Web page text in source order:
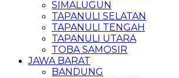
SIMALUGUN
TAPANULI SELATAN
TAPANULI TENGAH
TAPANULI UTARA
TOBA SAMOSIR
JAWA BARAT
BANDUNG